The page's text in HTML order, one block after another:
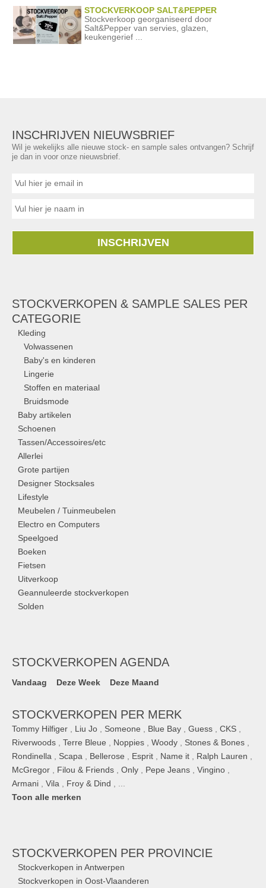
STOCKVERKOOP SALT&PEPPER
Stockverkoop georganiseerd door
Salt&Pepper van servies, glazen,
keukengerief ...
INSCHRIJVEN NIEUWSBRIEF
Wil je wekelijks alle nieuwe stock- en sample sales ontvangen? Schrijf
je dan in voor onze nieuwsbrief.
INSCHRIJVEN
STOCKVERKOPEN & SAMPLE SALES PER
CATEGORIE
Kleding
Volwassenen
Baby's en kinderen
Lingerie
Stoffen en materiaal
Bruidsmode
Baby artikelen
Schoenen
Tassen/Accessoires/etc
Allerlei
Grote partijen
Designer Stocksales
Lifestyle
Meubelen / Tuinmeubelen
Electro en Computers
Speelgoed
Boeken
Fietsen
Uitverkoop
Geannuleerde stockverkopen
Solden
STOCKVERKOPEN AGENDA
Vandaag Deze Week Deze Maand
STOCKVERKOPEN PER MERK
Tommy Hilfiger Liu Jo Someone Blue Bay Guess CKS
Riverwoods
Terre Bleue Noppies Woody Stones & Bones
Rondinella
Scapa Bellerose Esprit Name it Ralph Lauren
McGregor
Filou & Friends Only Pepe Jeans Vingino
Armani
Vila Froy & Dind
Toon alle merken
STOCKVERKOPEN PER PROVINCIE
Stockverkopen in Antwerpen
Stockverkopen in Oost-Vlaanderen